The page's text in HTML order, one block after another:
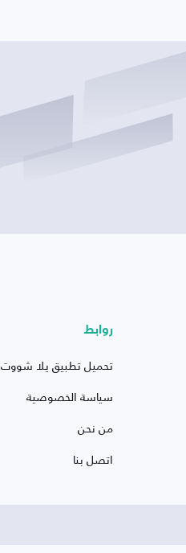
روابط
تحميل تطبيق يلا شووت
سياسة الخصوصية
من نحن
اتصل بنا